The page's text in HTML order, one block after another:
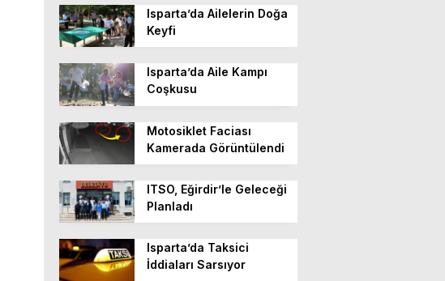
Isparta’da Ailelerin Doğa
Keyfi
Isparta’da Aile Kampı
Coşkusu
Motosiklet Faciası
Kamerada Görüntülendi
ITSO, Eğirdir’le Geleceği
Planladı
Isparta’da Taksici
İddiaları Sarsıyor